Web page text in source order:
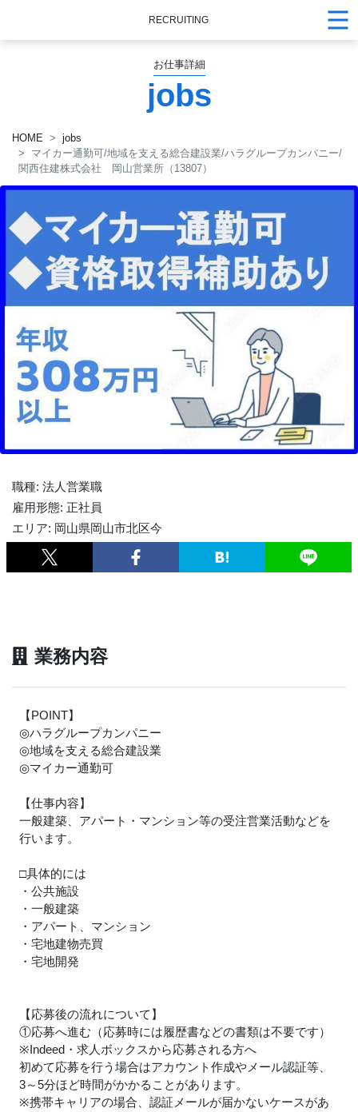
RECRUITING
お仕事詳細
jobs
HOME
jobs
マイカー通勤可/地域を支える総合建設業/ハラグループカンパニー/
関西住建株式会社 岡山営業所（13807）
職種: 法人営業職
雇用形態: 正社員
エリア: 岡山県岡山市北区今
業務内容
【POINT】
◎ハラグループカンパニー
◎地域を支える総合建設業
◎マイカー通勤可
【仕事内容】
一般建築、アパート・マンション等の受注営業活動などを
行います。
□具体的には
・公共施設
・一般建築
・アパート、マンション
・宅地建物売買
・宅地開発
【応募後の流れについて】
①応募へ進む（応募時には履歴書などの書類は不要です）
※Indeed・求人ボックスから応募される方へ
初めて応募を行う場合はアカウント作成やメール認証等、
3～5分ほど時間がかかることがあります。
※携帯キャリアの場合、認証メールが届かないケースがあ